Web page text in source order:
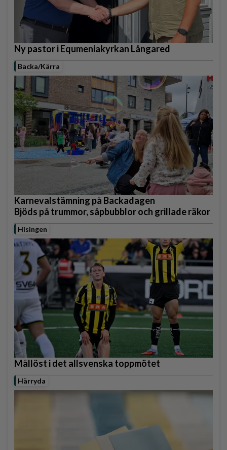
Ny pastor i Equmeniakyrkan Långared
Backa/Kärra
Karnevalstämning på Backadagen
Bjöds på trummor, såpbubblor och grillade räkor
Hisingen
Mållöst i det allsvenska toppmötet
Härryda